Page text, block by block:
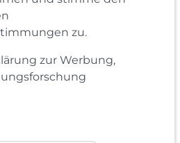
zu.
zur Werbung,